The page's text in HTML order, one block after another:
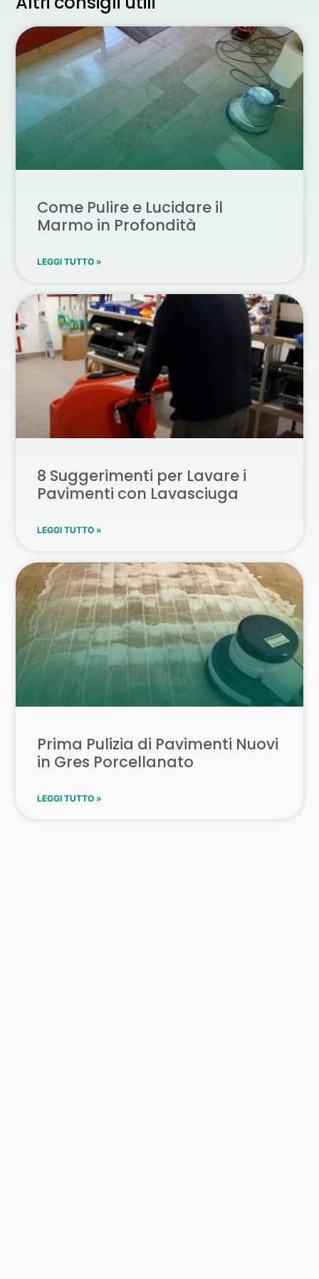
Come Pulire e Lucidare il
Marmo in Profondità
LEGGI TUTTO »
8 Suggerimenti per Lavare i
Pavimenti con Lavasciuga
LEGGI TUTTO »
Prima Pulizia di Pavimenti Nuovi
in Gres Porcellanato
LEGGI TUTTO »